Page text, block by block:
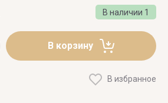
В наличии 1
В корзину
В избранное